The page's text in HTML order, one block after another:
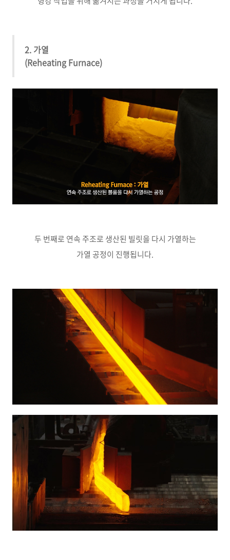
2. 가열
(Reheating Furnace)
두 번째로 연속 주조로 생산된 빌릿을 다시 가열하는
가열 공정이 진행됩니다.